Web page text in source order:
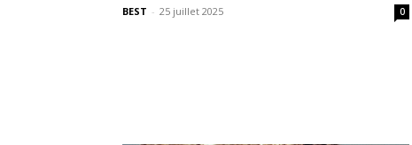
BEST - 25 juillet 2025 0